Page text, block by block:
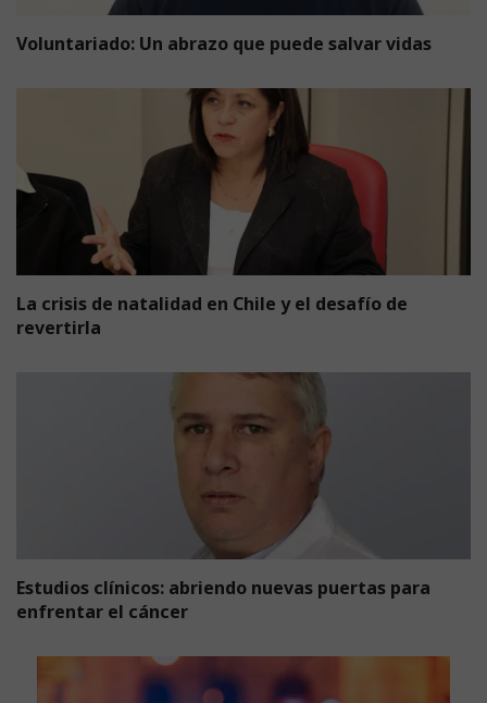
Voluntariado: Un abrazo que puede salvar vidas
La crisis de natalidad en Chile y el desafío de
revertirla
Estudios clínicos: abriendo nuevas puertas para
enfrentar el cáncer